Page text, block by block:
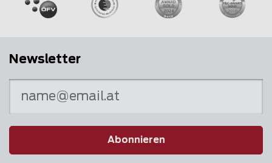
Newsletter
Abonnieren